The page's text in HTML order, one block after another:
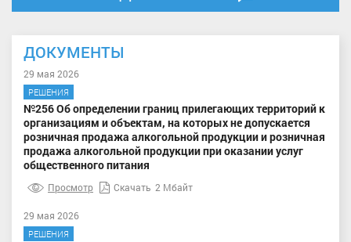
ДОКУМЕНТЫ
29 мая 2026
РЕШЕНИЯ
№256 Об определении границ прилегающих территорий к
организациям и объектам, на которых не допускается
розничная продажа алкогольной продукции и розничная
продажа алкогольной продукции при оказании услуг
общественного питания
Просмотр Скачать 2 Мбайт
29 мая 2026
РЕШЕНИЯ